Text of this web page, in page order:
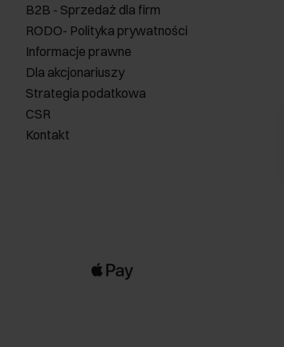
B2B - Sprzedaż dla firm
RODO- Polityka prywatności
Informacje prawne
Dla akcjonariuszy
Strategia podatkowa
CSR
Kontakt